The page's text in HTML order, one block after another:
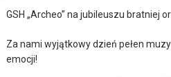
GSH „Archeo” na jubileuszu bratniej
Za nami wyjątkowy dzień pełen
emocji!